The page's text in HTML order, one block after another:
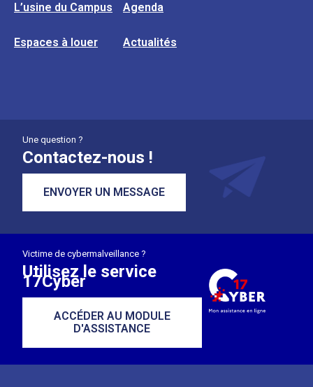
L’usine du Campus Agenda
Espaces à louer Actualités
Une question ?
Contactez-nous !
ENVOYER UN MESSAGE
Victime de cybermalveillance ?
Utilisez le service
17Cyber
ACCÉDER AU MODULE
D'ASSISTANCE